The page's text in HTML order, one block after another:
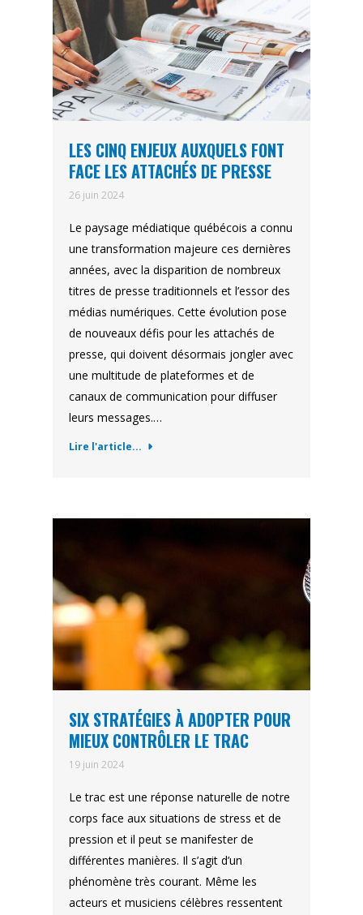
LES CINQ ENJEUX AUXQUELS FONT
FACE LES ATTACHÉS DE PRESSE
26 juin 2024
Le paysage médiatique québécois a connu
une transformation majeure ces dernières
années, avec la disparition de nombreux
titres de presse traditionnels et l’essor des
médias numériques. Cette évolution pose
de nouveaux défis pour les attachés de
presse, qui doivent désormais jongler avec
une multitude de plateformes et de
canaux de communication pour diffuser
leurs messages.…
Lire l'article...
SIX STRATÉGIES À ADOPTER POUR
MIEUX CONTRÔLER LE TRAC
19 juin 2024
Le trac est une réponse naturelle de notre
corps face aux situations de stress et de
pression et il peut se manifester de
différentes manières. Il s’agit d’un
phénomène très courant. Même les
acteurs et musiciens célèbres ressentent